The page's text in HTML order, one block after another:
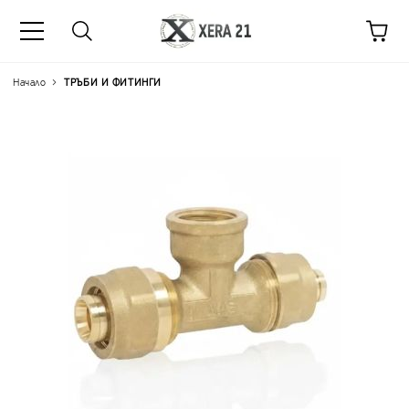
Начало ТРЪБИ И ФИТИНГИ